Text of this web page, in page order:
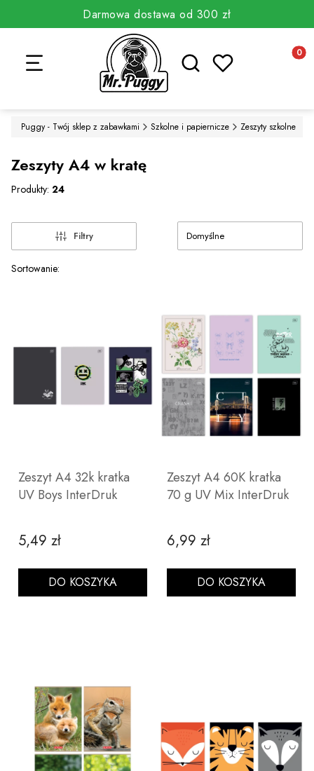
Darmowa dostawa od 300 zł
Otwórz wyszukiwarkę
Mr. Puggy - Twój sklep z zabawkami Szkolne i papiernicze Zeszyty szkolne
Zeszyty A4 w kratę
Produkty: 24
Filtry
Lista produktów
Sortowanie:
Domyślne
Zeszyt A4 32k kratka
UV Boys InterDruk
Cena
5,49 zł
DO KOSZYKA
Zeszyt A4 60K kratka
70 g UV Mix InterDruk
Cena
6,99 zł
DO KOSZYKA